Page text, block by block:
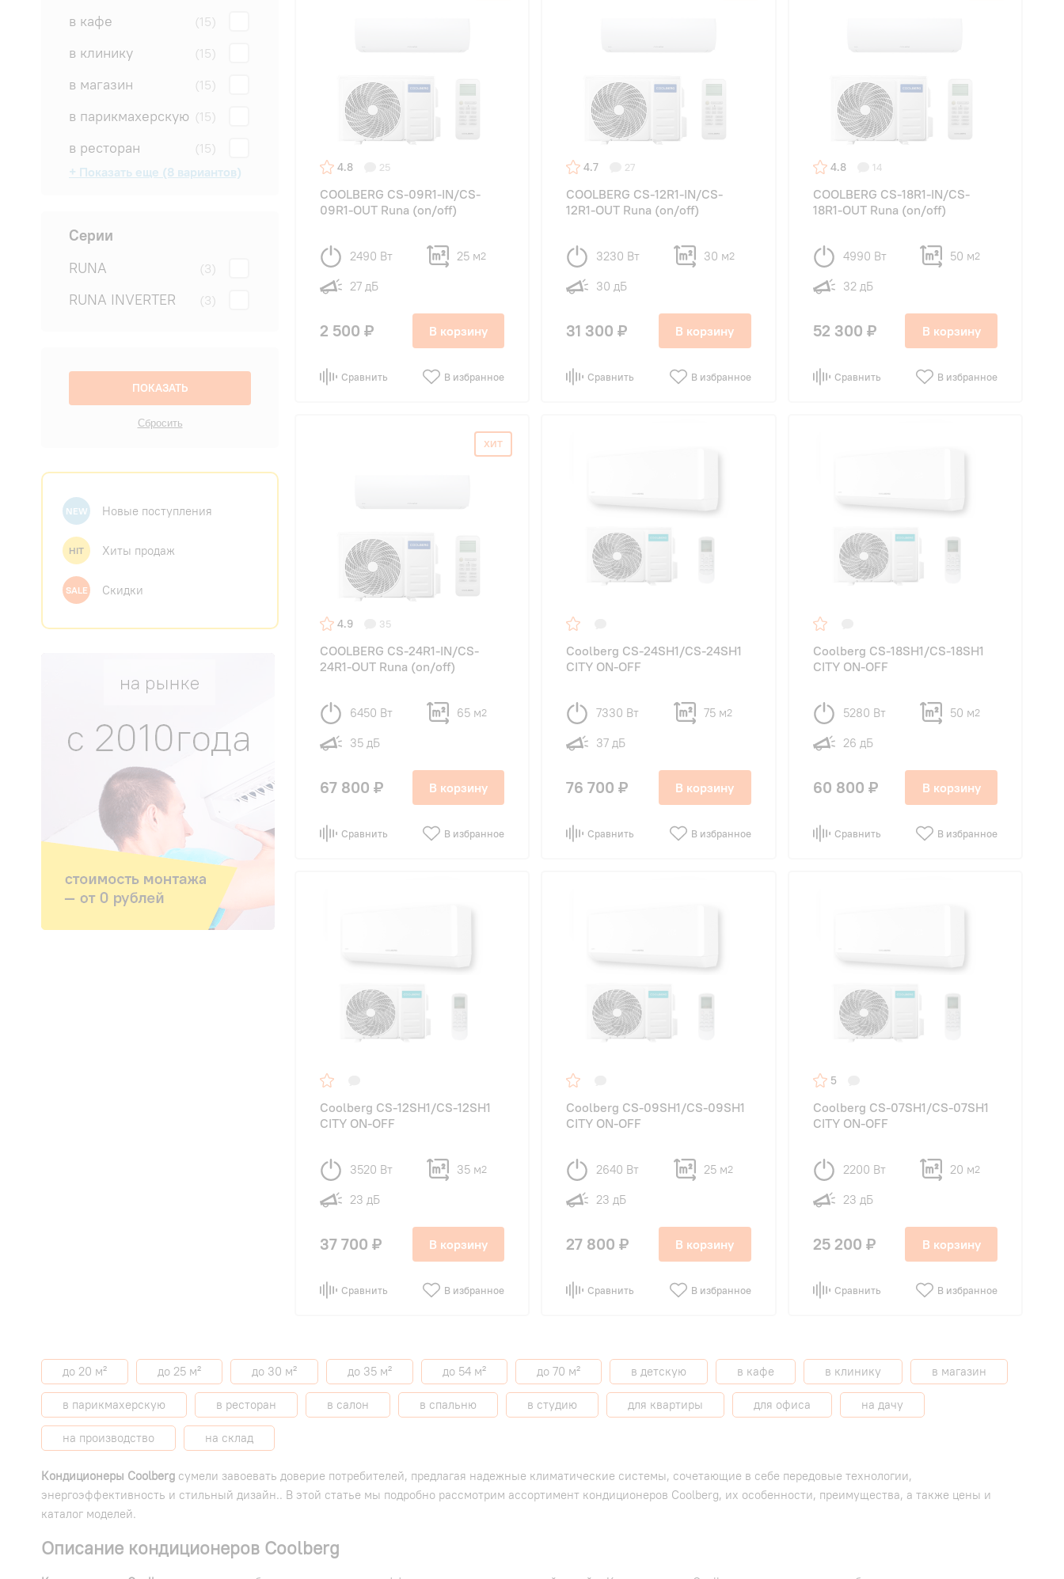
в кафе (15)
в клинику (15)
в магазин (15)
в парикмахерскую (15)
в ресторан (15)
в салон (15)
в спальню (15)
в студию (15)
для квартиры (15)
для офиса (15)
на дачу (15)
на производство (10)
на склад (5)
+ Показать еще (8 вариантов)
Серии
RUNA (3)
RUNA INVERTER (3)
NEW Новые поступления
HIT Хиты продаж
SALE Скидки
4.8 25
COOLBERG CS-09R1-IN/CS-
09R1-OUT Runa (on/off)
2490 Вт 25 м2
27 дБ
2 500 ₽ В корзину
Сравнить В избранное
4.7 27
COOLBERG CS-12R1-IN/CS-
12R1-OUT Runa (on/off)
3230 Вт 30 м2
30 дБ
31 300 ₽ В корзину
Сравнить В избранное
4.8 14
COOLBERG CS-18R1-IN/CS-
18R1-OUT Runa (on/off)
4990 Вт 50 м2
32 дБ
52 300 ₽ В корзину
Сравнить В избранное
ХИТ
4.9 35
COOLBERG CS-24R1-IN/CS-
24R1-OUT Runa (on/off)
6450 Вт 65 м2
35 дБ
67 800 ₽ В корзину
Сравнить В избранное
Coolberg CS-24SH1/CS-24SH1
CITY ON-OFF
7330 Вт 75 м2
37 дБ
76 700 ₽ В корзину
Сравнить В избранное
Coolberg CS-18SH1/CS-18SH1
CITY ON-OFF
5280 Вт 50 м2
26 дБ
60 800 ₽ В корзину
Сравнить В избранное
Coolberg CS-12SH1/CS-12SH1
CITY ON-OFF
3520 Вт 35 м2
23 дБ
37 700 ₽ В корзину
Сравнить В избранное
Coolberg CS-09SH1/CS-09SH1
CITY ON-OFF
2640 Вт 25 м2
23 дБ
27 800 ₽ В корзину
Сравнить В избранное
5
Coolberg CS-07SH1/CS-07SH1
CITY ON-OFF
2200 Вт 20 м2
23 дБ
25 200 ₽ В корзину
Сравнить В избранное
до 20 м² до 25 м² до 30 м² до 35 м² до 54 м² до 70 м² в детскую в кафе в клинику в магазин
в парикмахерскую в ресторан в салон в спальню в студию для квартиры для офиса на дачу
на производство на склад
Кондиционеры Coolberg сумели завоевать доверие потребителей, предлагая надежные климатические системы, сочетающие в себе передовые технологии,
энергоэффективность и стильный дизайн.. В этой статье мы подробно рассмотрим ассортимент кондиционеров Coolberg, их особенности, преимущества, а также цены и
каталог моделей.
Описание кондиционеров Coolberg